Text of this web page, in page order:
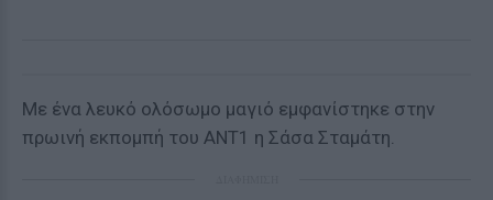
Με ένα λευκό ολόσωμο μαγιό εμφανίστηκε στην
πρωινή εκπομπή του ΑΝΤ1 η Σάσα Σταμάτη.